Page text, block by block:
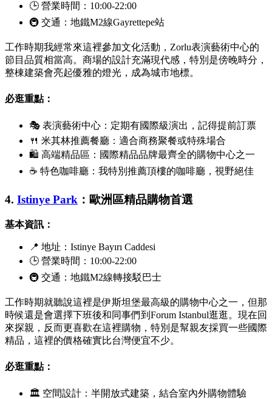
🕒 營業時間：10:00-22:00
🚇 交通：地鐵M2線Gayrettepe站
工作時期我經常來這裡參加文化活動， Zorlu表演藝術中心的
節目品質相當高。商場的設計充滿現代感，特別是傍晚時分，
整棟建築會亮起優雅的燈光，成為城市地標。
必逛重點：
🎭 表演藝術中心：定期有國際級演出，記得提前訂票
🍴 米其林推薦餐廳：適合商務聚餐或特殊場合
🛍 高端精品區：國際精品品牌最齊全的購物中心之一
☕ 特色咖啡廳：我特別推薦頂樓的咖啡廳，視野絕佳
4. Istinye Park ：歐洲區精品購物首選
基本資訊：
📍 地址： Istinye Bayırı Caddesi
🕒 營業時間：10:00-22:00
🚇 交通：地鐵M2線轉接駁巴士
工作時期就聽說這裡是伊斯坦堡最高級的購物中心之一，但那
時候還是會選擇下班後和同事們到Forum Istanbul逛逛。現在回
來探親，反而更喜歡在這裡購物，特別是幫親友採買一些國際
精品，這裡的價格確實比台灣便宜不少。
必逛重點：
🏛 空間設計：半開放式建築，結合室內外購物體驗